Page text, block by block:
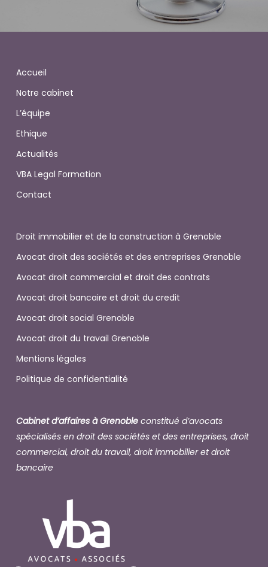
Accueil
Notre cabinet
L’équipe
Ethique
Actualités
VBA Legal Formation
Contact
Droit immobilier et de la construction à Grenoble
Avocat droit des sociétés et des entreprises Grenoble
Avocat droit commercial et droit des contrats
Avocat droit bancaire et droit du credit
Avocat droit social Grenoble
Avocat droit du travail Grenoble
Mentions légales
Politique de confidentialité
Cabinet d’affaires à Grenobleconstitué d’avocats
spécialisés en droit des sociétés et des entreprises, droit
commercial, droit du travail, droit immobilier et droit
bancaire